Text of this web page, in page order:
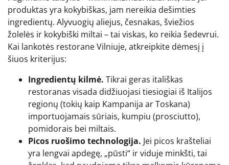
produktas yra kokybiškas, jam nereikia dešimties
ingredientų. Alyvuogių aliejus, česnakas, šviežios
žolelės ir kokybiški miltai – tai viskas, ko reikia šedevrui.
Kai lankotės restorane Vilniuje, atkreipkite dėmesį į
šiuos kriterijus:
Ingredientų kilmė. Tikrai geras itališkas
restoranas visada didžiuojasi tiesiogiai iš Italijos
regionų (tokių kaip Kampanija ar Toskana)
importuojamais sūriais, kumpiu (prosciutto),
pomidorais bei miltais.
Picos ruošimo technologija. Jei picos krašteliai
yra lengvai apdegę, „pūsti“ ir viduje minkšti, tai